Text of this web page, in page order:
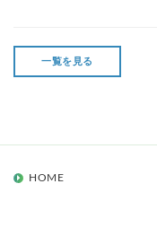
一覧を見る
HOME